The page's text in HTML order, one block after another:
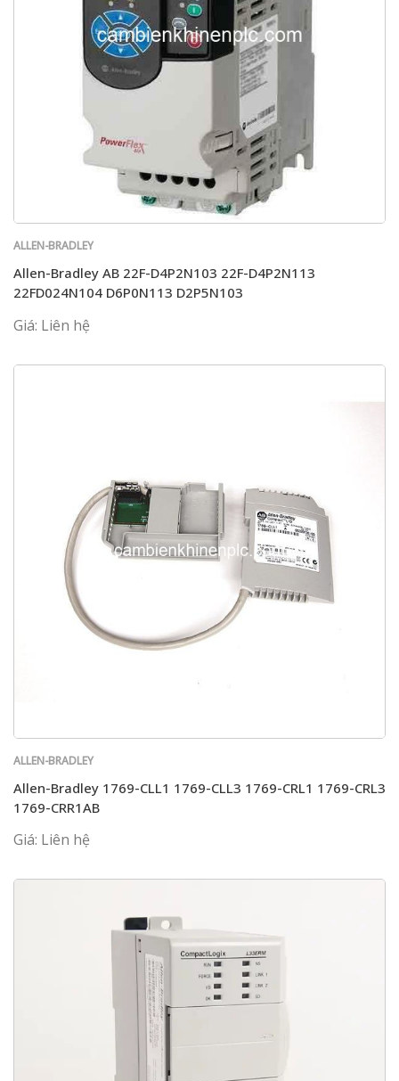
ALLEN-BRADLEY
Allen-Bradley AB 22F-D4P2N103 22F-D4P2N113
22FD024N104 D6P0N113 D2P5N103
Giá: Liên hệ
ALLEN-BRADLEY
Allen-Bradley 1769-CLL1 1769-CLL3 1769-CRL1 1769-CRL3
1769-CRR1AB
Giá: Liên hệ